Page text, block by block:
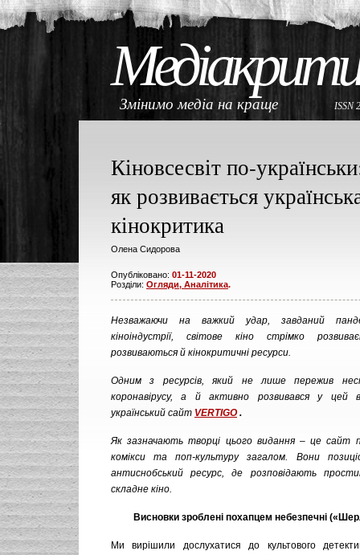
Змінимо медіа на краще ISSN
Кіновсесвіт по-
як розвивається
кінокритика
Олена Сидорова
Опубліковано: 01-11-2020
Розділи: Огляди, Аналітика.
Незважаючи на важкий удар, завданий
кіноіндустрії, світове кіно стрімко
розвиваються й кінокритичні ресурси.
Одним з ресурсів, який не лише пережив
коронавірусу, а й активно розвивався у цей
український сайт VERTIGO.
Як зазначають творці цього видання – це сайт
комікси та поп-культуру загалом. Вони
антиснобський ресурс, де розповідають
складне кіно.
Висновки зроблені похапцем небезпечні
Ми вирішили дослухатися до культового